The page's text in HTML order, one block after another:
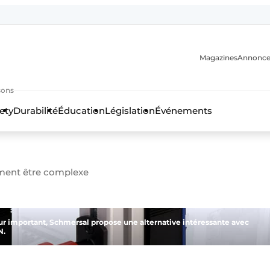
Magazines
DurabilitéÉducationLégislationÉvénements
être complexe
important, Schmersal propose une alternative intéressante avec